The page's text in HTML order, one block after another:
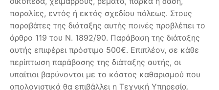
παραλίες, εντός ή εκτός σχεδίου πόλεως. Στους
παραβάτες της διάταξης αυτής ποινές προβλέπει το
άρθρο 119 του Ν. 1892/90. Παράβαση της διάταξης
αυτής επιφέρει πρόστιμο 500€. Επιπλέον, σε κάθε
περίπτωση παράβασης της διάταξης αυτής, οι
υπαίτιοι βαρύνονται με το κόστος καθαρισμού που
απολογιστικά θα επιβάλλει η Τεχνική Υπηρεσία.